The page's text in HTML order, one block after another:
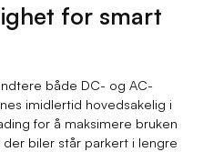
for smart
både DC- og AC-
imidlertid hovedsakelig i
for å maksimere bruken
biler står parkert i lengre